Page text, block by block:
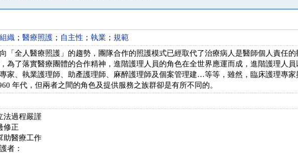
織 ； 醫療照護 ； 自主性 ； 執業 ； 規範
「全人醫療照護」的趨勢，團隊合作的照護模式已經取代了治療病人是醫師個人責任的
為了落實醫療團體的合作精神，進階護理人員的角色在全世界應運而成，進階護理人員
家、執業護理師、助產護理師、麻醉護理師及個案管理建…等等，雖然，臨床護理專家
年代，但兩者之間的角色及提供服務之族群卻是有所不同的。
法過程嚴謹
修正
助醫療工作
者：